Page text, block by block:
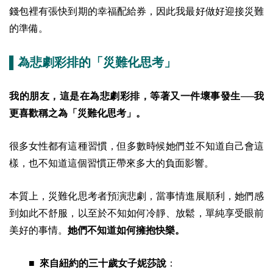
錢包裡有張快到期的幸福配給券，因此我最好做好迎接災難
的準備。
▌為悲劇彩排的「災難化思考」
我的朋友，這是在為悲劇彩排，等著又一件壞事發生──我
更喜歡稱之為「災難化思考」。
很多女性都有這種習慣，但多數時候她們並不知道自己會這
樣，也不知道這個習慣正帶來多大的負面影響。
本質上，災難化思考者預演悲劇，當事情進展順利，她們感
到如此不舒服，以至於不知如何冷靜、放鬆，單純享受眼前
美好的事情。 她們不知道如何擁抱快樂。
■ 來自紐約的三十歲女子妮莎說 ：